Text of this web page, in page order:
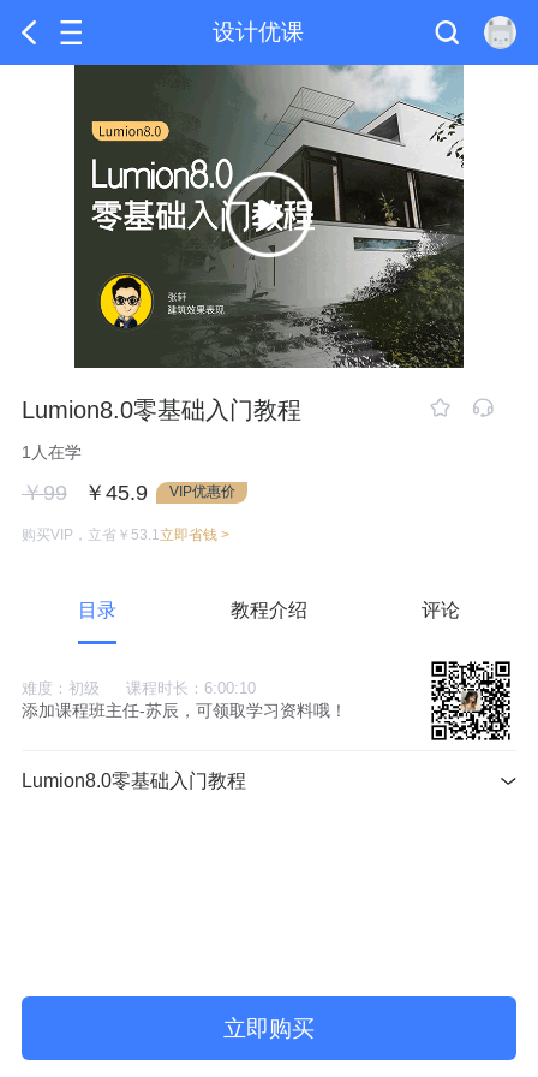
设计优课
Lumion8.0零基础入门教程
1人在学
￥99 ￥45.9 VIP优惠价
购买VIP，立省￥53.1 立即省钱 >
目录 教程介绍 评论
难度：初级 课程时长：6:00:10
添加课程班主任-苏辰，可领取学习资料哦！
Lumion8.0零基础入门教程
立即购买